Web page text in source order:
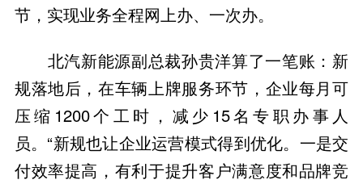
节，实现业务全程网上办、一次办。
北汽新能源副总裁孙贵洋算了一笔账：新
规落地后，在车辆上牌服务环节，企业每月可
压缩1200个工时，减少15名专职办事人
员。“新规也让企业运营模式得到优化。一是交
付效率提高，有利于提升客户满意度和品牌竞